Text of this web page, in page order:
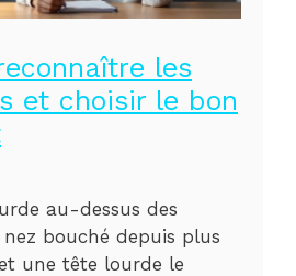
les
et choisir le bon
au-dessus des
bouché depuis plus
une tête lourde le